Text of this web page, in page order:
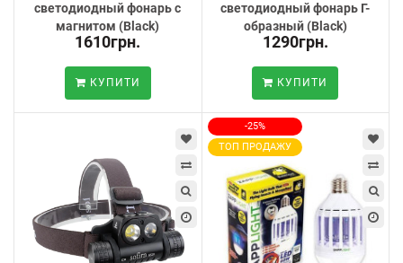
светодиодный фонарь с
магнитом (Black)
1610грн.
КУПИТИ
светодиодный фонарь Г-
образный (Black)
1290грн.
КУПИТИ
-25%
ТОП ПРОДАЖУ